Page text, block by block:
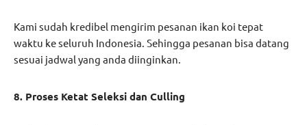
Kami sudah kredibel mengirim pesanan ikan koi tepat
waktu ke seluruh Indonesia. Sehingga pesanan bisa datang
sesuai jadwal yang anda diinginkan.
8. Proses Ketat Seleksi dan Culling